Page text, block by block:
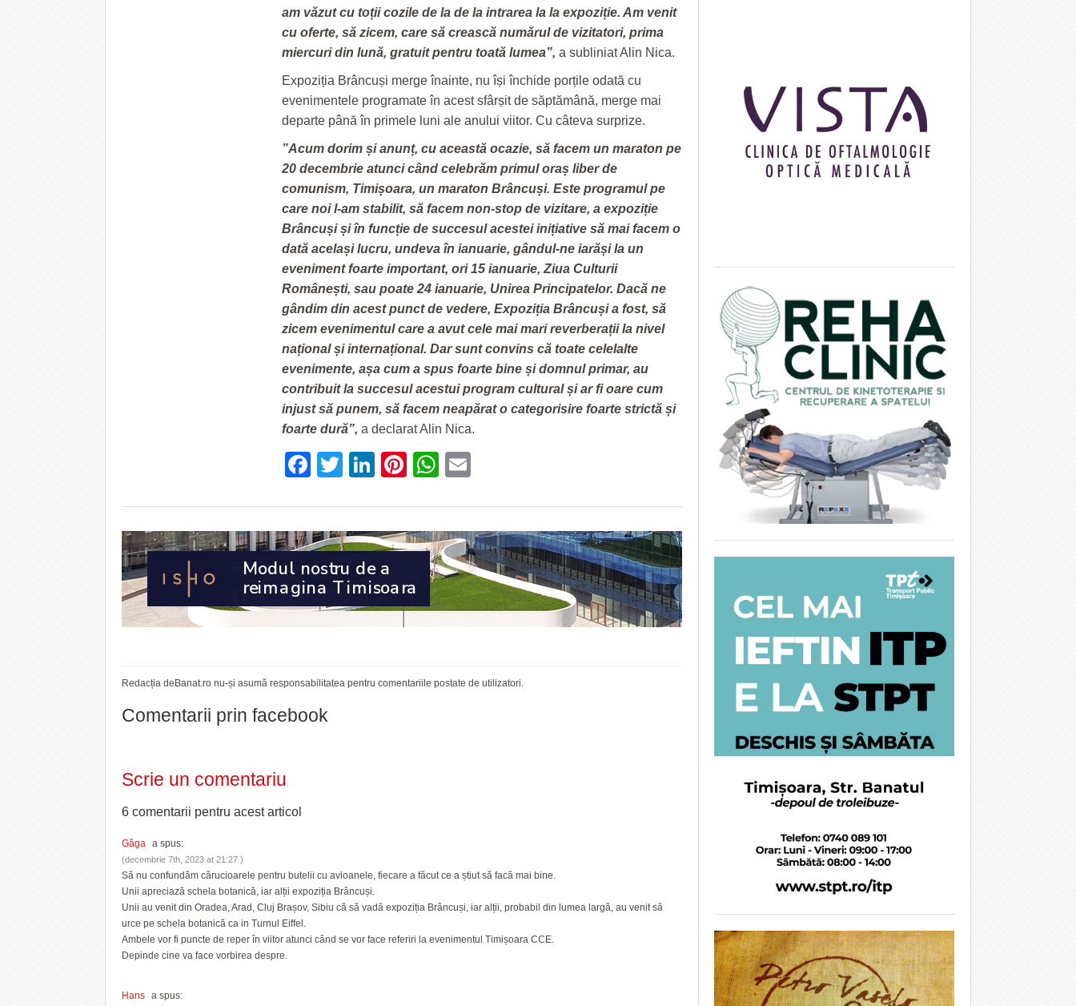
am văzut cu toții cozile de la de la intrarea la la expoziție. Am venit
cu oferte, să zicem, care să crească numărul de vizitatori, prima
miercuri din lună, gratuit pentru toată lumea”, a subliniat Alin Nica.
Expoziția Brâncuși merge înainte, nu își închide porțile odată cu
evenimentele programate în acest sfârșit de săptămână, merge mai
departe până în primele luni ale anului viitor. Cu câteva surprize.
”Acum dorim și anunț, cu această ocazie, să facem un maraton pe
20 decembrie atunci când celebrăm primul oraș liber de
comunism, Timișoara, un maraton Brâncuși. Este programul pe
care noi l-am stabilit, să facem non-stop de vizitare, a expoziție
Brâncuși și în funcție de succesul acestei inițiative să mai facem o
dată același lucru, undeva în ianuarie, gândul-ne iarăși la un
eveniment foarte important, ori 15 ianuarie, Ziua Culturii
Românești, sau poate 24 ianuarie, Unirea Principatelor. Dacă ne
gândim din acest punct de vedere, Expoziția Brâncuși a fost, să
zicem evenimentul care a avut cele mai mari reverberații la nivel
național și internațional. Dar sunt convins că toate celelalte
evenimente, așa cum a spus foarte bine și domnul primar, au
contribuit la succesul acestui program cultural și ar fi oare cum
injust să punem, să facem neapărat o categorisire foarte strictă și
foarte dură”, a declarat Alin Nica.
Facebook
Twitter
LinkedIn
Pinterest
WhatsApp
Redacția deBanat.ro nu-și asumă responsabilitatea pentru comentariile postate de utilizatori.
Comentarii prin facebook
Scrie un comentariu
6 comentarii pentru acest articol
Gâga a spus:
(decembrie 7th, 2023 at 21:27 )
Să nu confundăm cărucioarele pentru butelii cu avioanele, fiecare a făcut ce a știut să facă mai bine.
Unii apreciază schela botanică, iar alții expoziția Brâncuși.
Unii au venit din Oradea, Arad, Cluj Brașov, Sibiu că să vadă expoziția Brâncuși, iar alții, probabil din lumea largă, au venit să
urce pe schela botanică ca in Turnul Eiffel.
Ambele vor fi puncte de reper în viitor atunci când se vor face referiri la evenimentul Timișoara CCE.
Depinde cine va face vorbirea despre.
Hans a spus: